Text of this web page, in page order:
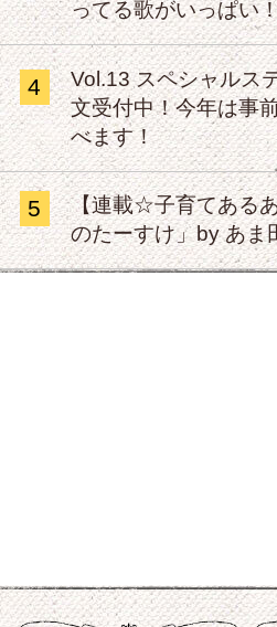
ってる歌がいっぱい
4
Vol.13 スペシャルス
文受付中！今年は事
べます！
5
【連載☆子育てある
のたーすけ」by あま